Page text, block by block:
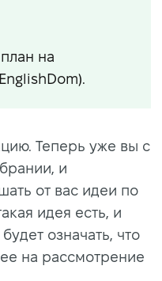
на
Теперь уже вы с
и
от вас идеи по
идея есть, и
означать, что
на рассмотрение